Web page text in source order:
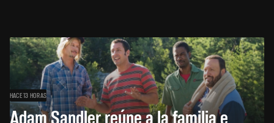
HACE 13 HORAS
Adam Sandler reúne a la familia e